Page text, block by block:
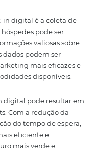
mas também libera a
áreas de
ser integrado a
o cliente. Isso cria um
mais eficiente das
das
que já se
personalizadas